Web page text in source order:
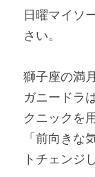
日曜マイソ
さい。
獅子座の満
ガニードラ
クニックを
「前向きな
トチェンジ